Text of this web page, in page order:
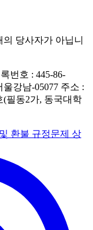
당사자가 아닙니
번호 : 445-86-
울강남-05077 주소 :
(필동2가, 동국대학
환불 규정문제 상